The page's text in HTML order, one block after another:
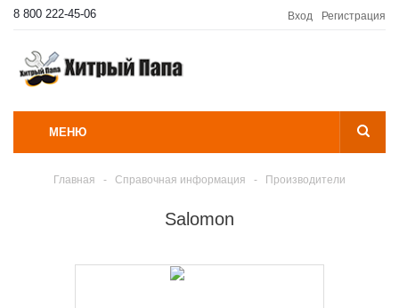
8 800 222-45-06 Вход Регистрация
МЕНЮ
Главная - Справочная информация - Производители
Salomon